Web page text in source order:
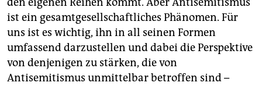
den eigenen Reihen kommt. Aber Antisemitismus
ist ein gesamtgesellschaftliches Phänomen. Für
uns ist es wichtig, ihn in all seinen Formen
umfassend darzustellen und dabei die Perspektive
von denjenigen zu stärken, die von
Antisemitismus unmittelbar betroffen sind –